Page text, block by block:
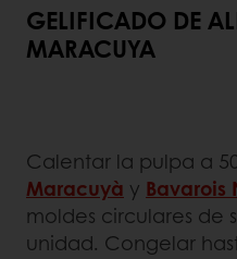
GELIFICADO DE
MARACUYA
Calentar la pulpa a
Maracuyà y Bavarois
moldes circulares de
unidad. Congelar